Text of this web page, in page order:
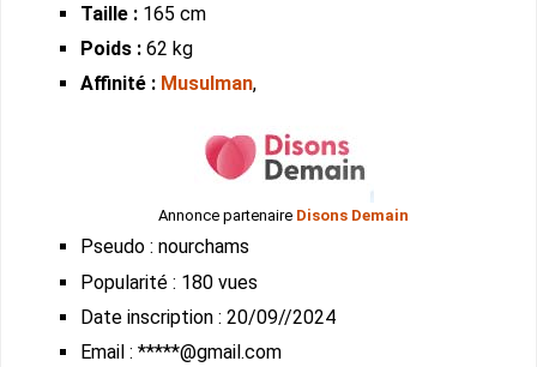
Taille : 165 cm
Poids : 62 kg
Affinité : Musulman,
Annonce partenaire Disons Demain
Pseudo : nourchams
Popularité : 180 vues
Date inscription : 20/09//2024
Email : *****@gmail.com